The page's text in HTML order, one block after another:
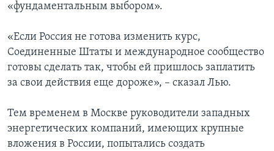
«фундаментальным выбором».
«Если Россия не готова изменить курс,
Соединенные Штаты и международное сообщество
готовы сделать так, чтобы ей пришлось заплатить
за свои действия еще дороже», – сказал Лью.
Тем временем в Москве руководители западных
энергетических компаний, имеющих крупные
вложения в России, попытались создать